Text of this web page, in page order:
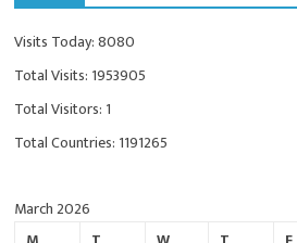
Visits Today: 8080
Total Visits: 1953905
Total Visitors: 1
Total Countries: 1191265
March 2026